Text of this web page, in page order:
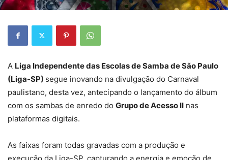
A Liga Independente das Escolas de Samba de São Paulo
(Liga-SP) segue inovando na divulgação do Carnaval
paulistano, desta vez, antecipando o lançamento do álbum
com os sambas de enredo do Grupo de Acesso II nas
plataformas digitais.
As faixas foram todas gravadas com a produção e
execução da Liga-SP, capturando a energia e emoção de